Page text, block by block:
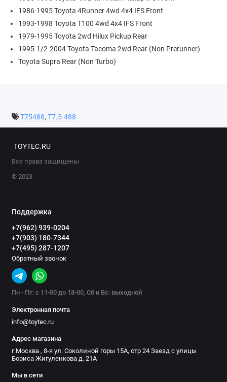
1986-1995 Toyota 4Runner 4wd 4x4 IFS Front
1993-1998 Toyota T100 4wd 4x4 IFS Front
1979-1995 Toyota 2wd Hilux Pickup Rear
1995-1/2-2004 Toyota Tacoma 2wd Rear (Non Prerunner)
Toyota Supra Rear (Non Turbo)
T75488, T7.5-488
TOYTEC.RU
Все права защищены
© 2023
Поддержка
+7(962) 939-0204
+7(903) 180-7344
+7(495) 287-1207
Обратный звонок
Пн - Пт: с 11-00 до 18-00, Сб и Вс: выходной
Электронная почта
info@toytec.ru
Адрес магазина
г.Москва , 8-я ул. Соколиной горы 15А, стр 24 Заезд с улицы
Бориса Жигуленкова д. 21А
Мы в сети